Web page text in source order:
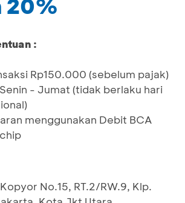
:
Rp150.000 (sebelum pajak)
- Jumat (tidak berlaku hari
menggunakan Debit BCA
No.15, RT.2/RW.9, Klp.